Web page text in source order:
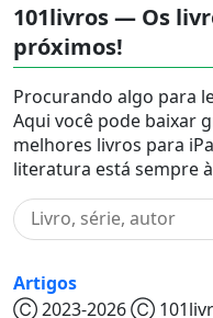
101livros — Os
próximos!
Procurando algo para
Aqui você pode baixar
melhores livros para
literatura está sempre
Artigos
Ⓒ 2023-2026 Ⓒ